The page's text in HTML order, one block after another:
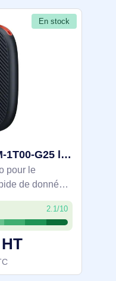
En stock
SanDisk SDSSDE62M-1T00-G25 lecteur à circuits intégrés externe 1 To USB Type-C Noir
pour le
de données
C. Lecture
flux de
à l’eau,
2.1/10